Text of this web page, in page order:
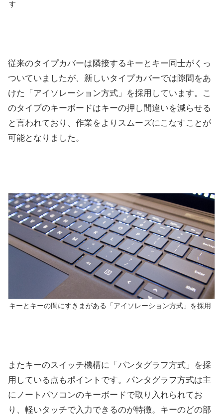
す
従来のタイプカバーは隣接するキーとキー同士がくっ
ついていましたが、新しいタイプカバーでは隙間をあ
けた「アイソレーション方式」を採用しています。こ
のタイプのキーボードはキーの押し間違いを減らせる
と言われており、作業をよりスムーズにこなすことが
可能となりました。
キーとキーの間にすきまがある「アイソレーション方式」を採用
またキーのスイッチ機構に「パンタグラフ方式」を採
用している点もポイントです。パンタグラフ方式は主
にノートパソコンのキーボードで取り入れられてお
り、軽いタッチで入力できるのが特徴。キーのどの部